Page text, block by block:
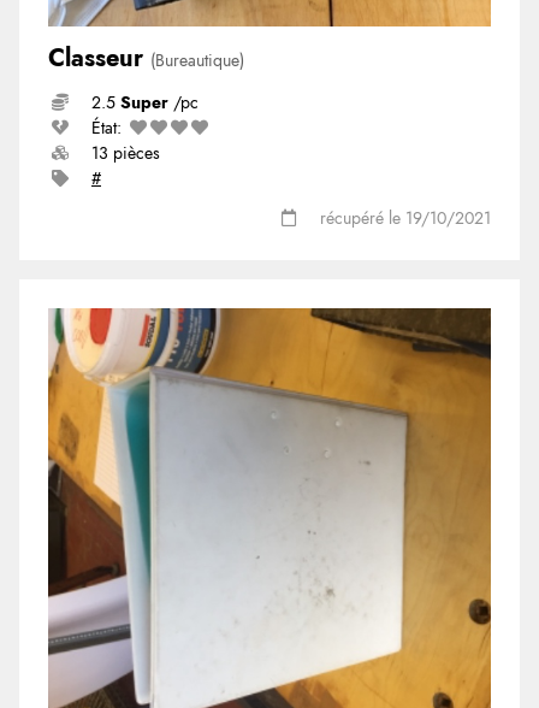
Classeur (Bureautique)
2.5 Super /pc
État:
13 pièces
#
récupéré le 19/10/2021